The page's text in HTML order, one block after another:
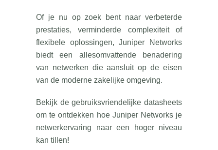
Of je nu op zoek bent naar verbeterde
prestaties, verminderde complexiteit of
flexibele oplossingen, Juniper Networks
biedt een allesomvattende benadering
van netwerken die aansluit op de eisen
van de moderne zakelijke omgeving.
Bekijk de gebruiksvriendelijke datasheets
om te ontdekken hoe Juniper Networks je
netwerkervaring naar een hoger niveau
kan tillen!